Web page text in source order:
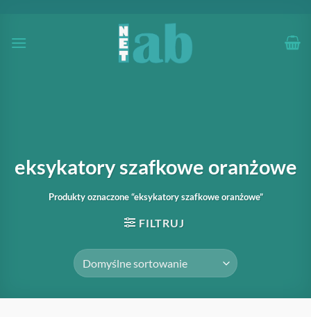
zawartości
eksykatory szafkowe oranżowe
Produkty oznaczone “eksykatory szafkowe oranżowe”
FILTRUJ